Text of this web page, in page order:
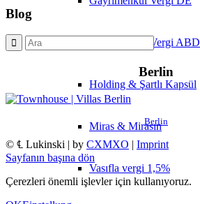
Gayrimenkul Vergi ABD
Holding & Şartlı Kapsül
Miras & Mirasın
Vasıfla vergi 1,5%
Blog
Berlin
Berlin
© ℄ Lukinski | by CXMXO | Imprint
Sayfanın başına dön
Çerezleri önemli işlevler için kullanıyoruz.